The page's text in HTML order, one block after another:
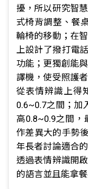
擾，所以研究智
式椅背調整、餐
輪椅的移動；在
上設計了撥打電
功能；更獨創能
譯機，使受照護
從表情辨識上得
0.6~0.7之間；加
高0.8~0.9之間
作差異大的手勢
年長者討論適合
透過表情辨識開
的語言並且能拿